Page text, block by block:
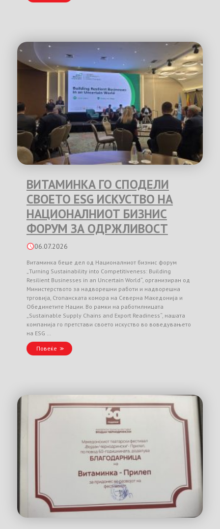
ВИТАМИНКА ГО СПОДЕЛИ
СВОЕТО ESG ИСКУСТВО НА
НАЦИОНАЛНИОТ БИЗНИС
ФОРУМ ЗА ОДРЖЛИВОСТ
06.07.2026
Витаминка беше дел од Националниот бизнис форум
„Turning Sustainability into Competitiveness: Building
Resilient Businesses in an Uncertain World“, организиран од
Министерството за надворешни работи и надворешна
трговија, Стопанската комора на Северна Македонија и
Обединетите Нации. Во рамки на работилницата
„Sustainable Supply Chains and Export Readiness“, нашата
компанија го претстави своето искуство во воведувањето
на ESG …
Повеќе